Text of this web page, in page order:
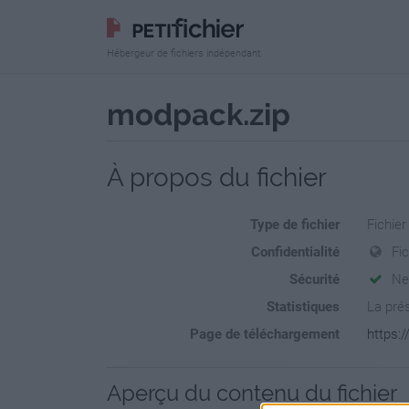
Hébergeur de fichiers indépendant
modpack.zip
À propos du fichier
Type de fichier
Confidentialité
Sécurité
Statistiques
La
Page de téléchargement
Aperçu du contenu du fichier